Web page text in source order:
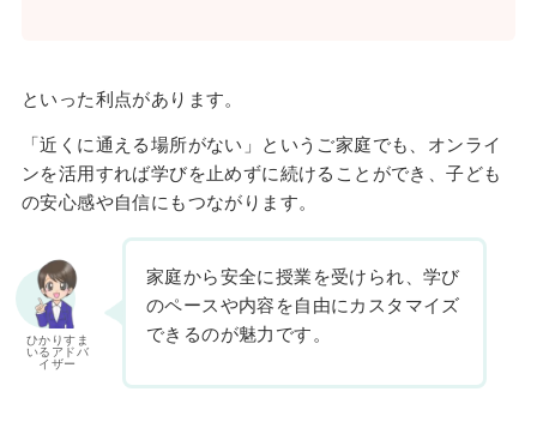
といった利点があります。
「近くに通える場所がない」というご家庭でも、オンライ
ンを活用すれば学びを止めずに続けることができ、子ども
の安心感や自信にもつながります。
ひかりすま
いるアドバ
イザー
家庭から安全に授業を受けられ、学び
のペースや内容を自由にカスタマイズ
できるのが魅力です。